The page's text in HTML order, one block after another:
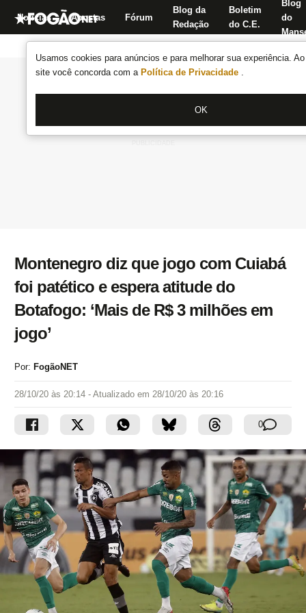
Usamos cookies para anúncios e para melhorar sua experiência.
site você concorda com a Política de Privacidade .
OK
Notícias Apostas Fórum
Blog da
Redação
Boletim
do C.E.
Blog
do
Montenegro diz que jogo com Cuiabá
foi patético e espera atitude do
Botafogo: ‘Mais de R$ 3 milhões em
jogo’
Por: FogãoNET
28/10/20 às 20:14 - Atualizado em 28/10/20 às 20:16
0